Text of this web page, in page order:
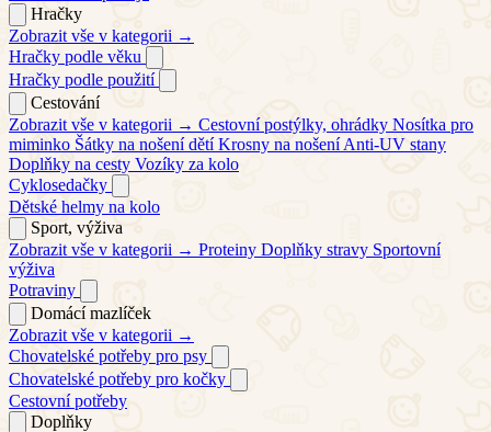
Hračky
Zobrazit vše v kategorii →
Hračky podle věku
Hračky podle použití
Cestování
Zobrazit vše v kategorii → Cestovní postýlky, ohrádky Nosítka pro
miminko Šátky na nošení dětí Krosny na nošení Anti-UV stany
Doplňky na cesty Vozíky za kolo
Cyklosedačky
Dětské helmy na kolo
Sport, výživa
Zobrazit vše v kategorii → Proteiny Doplňky stravy Sportovní
výživa
Potraviny
Domácí mazlíček
Zobrazit vše v kategorii →
Chovatelské potřeby pro psy
Chovatelské potřeby pro kočky
Cestovní potřeby
Doplňky